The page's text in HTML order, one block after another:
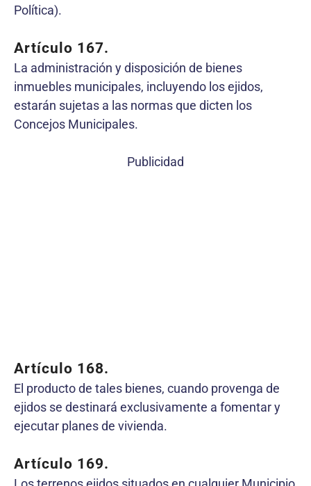
Política).
Artículo 167.
La administración y disposición de bienes
inmuebles municipales, incluyendo los ejidos,
estarán sujetas a las normas que dicten los
Concejos Municipales.
Publicidad
Artículo 168.
El producto de tales bienes, cuando provenga de
ejidos se destinará exclusivamente a fomentar y
ejecutar planes de vivienda.
Artículo 169.